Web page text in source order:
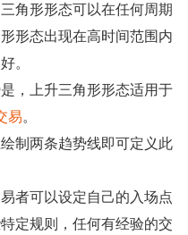
三角形形态可以在任何周期
形态出现在高时间范围内
。
，上升三角形形态适用于
易。
制两条趋势线即可定义此
者可以设定自己的入场点
定规则，任何有经验的交